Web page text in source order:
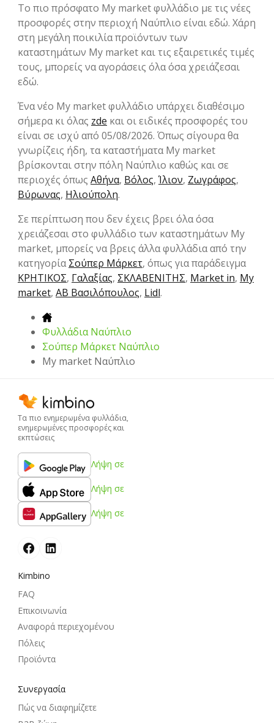
Το πιο πρόσφατο My market φυλλάδιο με τις νέες
προσφορές στην περιοχή Ναύπλιο είναι εδώ. Χάρη
στη μεγάλη ποικιλία προϊόντων των
καταστημάτων My market και τις εξαιρετικές τιμές
τους, μπορείς να αγοράσεις όλα όσα χρειάζεσαι
εδώ.
Ένα νέο My market φυλλάδιο υπάρχει διαθέσιμο
σήμερα κι όλας zde και οι ειδικές προσφορές του
είναι σε ισχύ από 05/08/2026. Όπως σίγουρα θα
γνωρίζεις ήδη, τα καταστήματα My market
βρίσκονται στην πόλη Ναύπλιο καθώς και σε
περιοχές όπως Αθήνα, Βόλος, Ίλιον, Ζωγράφος,
Βύρωνας, Ηλιούπολη.
Σε περίπτωση που δεν έχεις βρει όλα όσα
χρειάζεσαι στο φυλλάδιο των καταστημάτων My
market, μπορείς να βρεις άλλα φυλλάδια από την
κατηγορίαΣούπερ Μάρκετ, όπως για παράδειγμα
ΚΡΗΤΙΚΟΣ, Γαλαξίας, ΣΚΛΑΒΕΝΙΤΗΣ, Market in, My
market, ΑΒ Βασιλόπουλος, Lidl.
Φυλλάδια Ναύπλιο
Σούπερ Μάρκετ Ναύπλιο
My market Ναύπλιο
Τα πιο ενημερωμένα φυλλάδια,
ενημερωμένες προσφορές και
εκπτώσεις
Λήψη σε
Λήψη σε
Λήψη σε
Kimbino
FAQ
Επικοινωνία
Αναφορά περιεχομένου
Πόλεις
Προϊόντα
Συνεργασία
Πώς να διαφημίζετε